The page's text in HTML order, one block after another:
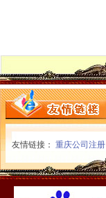
友情链接： 重庆公司注册